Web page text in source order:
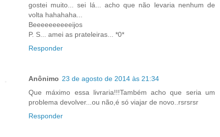
gostei muito... sei lá... acho que não levaria nenhum de
volta hahahaha...
Beeeeeeeeeeijos
P. S... amei as prateleiras... *0*
Responder
Anônimo 23 de agosto de 2014 às 21:34
Que máximo essa livraria!!!Também acho que seria um
problema devolver...ou não,é só viajar de novo..rsrsrsr
Responder